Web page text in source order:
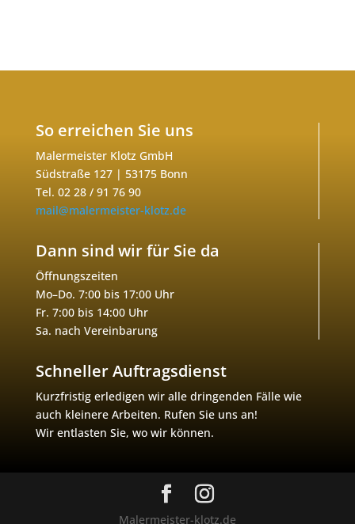
So erreichen Sie uns
Malermeister Klotz GmbH
Südstraße 127 | 53175 Bonn
Tel. 02 28 / 91 76 90
mail@malermeister-klotz.de
Dann sind wir für Sie da
Öffnungszeiten
Mo–Do. 7:00 bis 17:00 Uhr
Fr. 7:00 bis 14:00 Uhr
Sa. nach Vereinbarung
Schneller Auftragsdienst
Kurzfristig erledigen wir alle dringenden Fälle wie
auch kleinere Arbeiten. Rufen Sie uns an!
Wir entlasten Sie, wo wir können.
Malermeister-klotz.de